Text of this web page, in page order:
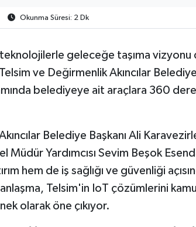
Okunma Süresi: 2 Dk
teknolojilerle geleceğe taşıma
ve Değirmenlik Akıncılar
belediyeye ait araçlara 360
Belediye Başkanı Ali
Müdür Yardımcısı Sevim Beşok
hem de iş sağlığı ve güvenliği
Telsim'in IoT çözümlerini
olarak öne çıkıyor.